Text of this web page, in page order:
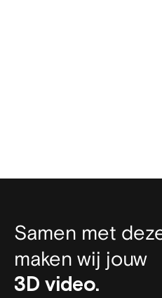
Samen met
maken wij jouw
film.
animatie.
video.
3D video.